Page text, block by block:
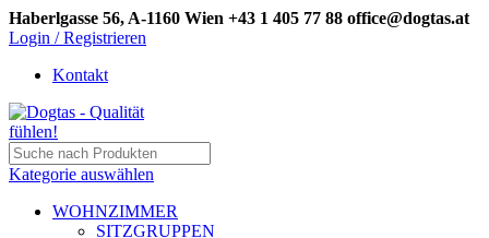
Haberlgasse 56, A-1160 Wien +43 1 405 77 88 office@dogtas.at
Login / Registrieren
Kontakt
Kategorie auswählen
WOHNZIMMER
SITZGRUPPEN